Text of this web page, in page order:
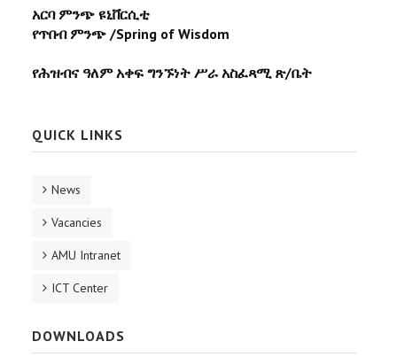
አርባ ምንጭ ዩኒቨርሲቲ
የጥበብ ምንጭ /Spring of Wisdom
የሕዝብና ዓለም አቀፍ ግንኙነት ሥራ አስፈጻሚ ጽ/ቤት
QUICK LINKS
News
Vacancies
AMU Intranet
ICT Center
DOWNLOADS